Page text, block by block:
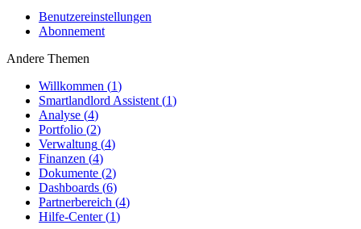
Benutzereinstellungen
Abonnement
Andere Themen
Willkommen (1)
Smartlandlord Assistent (1)
Analyse (4)
Portfolio (2)
Verwaltung (4)
Finanzen (4)
Dokumente (2)
Dashboards (6)
Partnerbereich (4)
Hilfe-Center(1)